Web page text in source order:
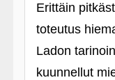
Erittäin
toteutus
Ladon
kuunnellut